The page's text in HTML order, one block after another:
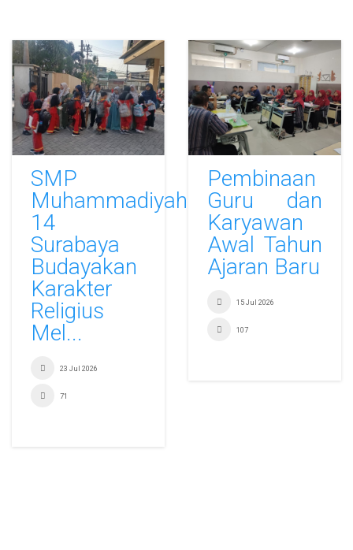
SMP
Muhammadiyah
14
Surabaya
Budayakan
Karakter
Religius
Mel...
23 Jul 2026
71
Pembinaan
Guru dan
Karyawan
Awal Tahun
Ajaran Baru
15 Jul 2026
107